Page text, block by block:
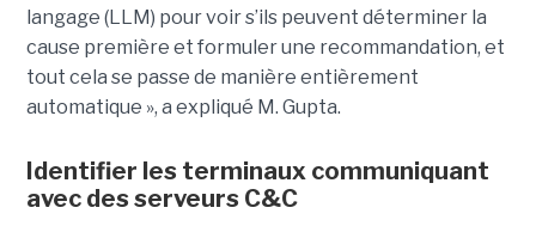
langage (LLM) pour voir s’ils peuvent déterminer la
cause première et formuler une recommandation, et
tout cela se passe de manière entièrement
automatique », a expliqué M. Gupta.
Identifier les terminaux communiquant
avec des serveurs C&C